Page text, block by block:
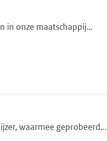
in onze maatschappij...
waarmee geprobeerd...